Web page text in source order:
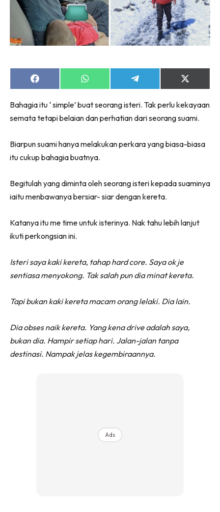
Share
on
Share
on
Share
on
Share
on
(Twitter)
Bahagia itu ‘ simple’ buat seorang isteri. Tak perlu kekayaan
semata tetapi belaian dan perhatian dari seorang suami.
Biarpun suami hanya melakukan perkara yang biasa-biasa
itu cukup bahagia buatnya.
Begitulah yang diminta oleh seorang isteri kepada suaminya
iaitu menbawanya bersiar- siar dengan kereta.
Katanya itu me time untuk isterinya. Nak tahu lebih lanjut
ikuti perkongsian ini.
Isteri saya kaki kereta, tahap hard core. Saya ok je
sentiasa menyokong. Tak salah pun dia minat kereta.
Tapi bukan kaki kereta macam orang lelaki. Dia lain.
Dia obses naik kereta. Yang kena drive adalah saya,
bukan dia. Hampir setiap hari. Jalan-jalan tanpa
destinasi. Nampak jelas kegembiraannya.
Ads